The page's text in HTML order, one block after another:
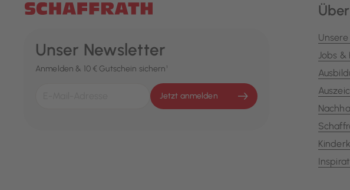
Unser Newsletter
Anmelden & 10 € Gutschein sichern¹
Jetzt anmelden
Jobs &